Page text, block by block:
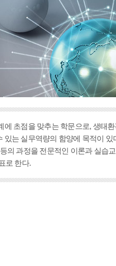
초점을 맞추는 학문으로, 생태
는 실무역량의 함양에 목적이
의 과정을 전문적인 이론과 실습
로 한다.